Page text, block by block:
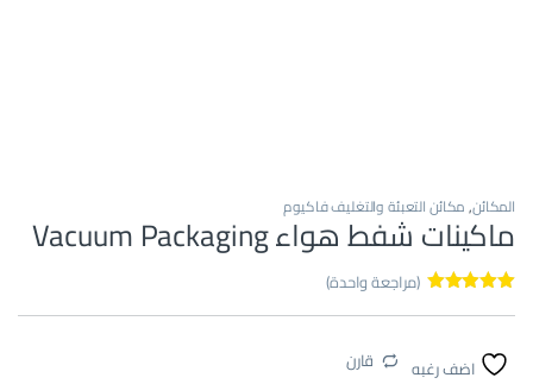
المكائن,مكائن التعبئة والتغليف فاكيوم
ماكينات شفط هواء Vacuum Packaging
5.00
من 5
تقييم عميل
واحد
(مراجعة واحدة)
اضف رغبه قارن